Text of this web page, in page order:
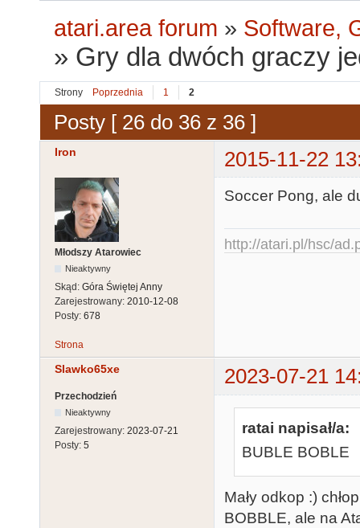
atari.area forum » Software,
» Gry dla dwóch graczy
Strony Poprzednia 1 2
Posty [ 26 do 36 z 36 ]
Iron 2015-11-22
Młodszy Atarowiec
Nieaktywny
Skąd: Góra Świętej Anny
Zarejestrowany: 2010-12-08
Posty: 678
Soccer Pong, ale
http://atari.pl/hsc/
Strona
Slawko65xe 2023-07-21
Przechodzień
Nieaktywny
Zarejestrowany: 2023-07-21
Posty: 5
ratai napisał/a:
BUBLE BOBLE
Mały odkop :)
BOBBLE, ale na